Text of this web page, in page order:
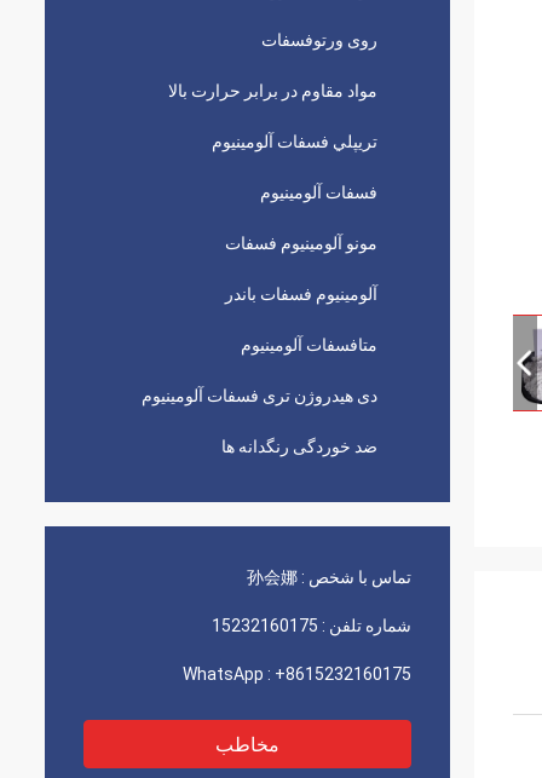
روی ورتوفسفات
مواد مقاوم در برابر حرارت بالا
تريپلي فسفات آلومينيوم
فسفات آلومینیوم
مونو آلومینیوم فسفات
آلومینیوم فسفات باندر
متافسفات آلومینیوم
دی هیدروژن تری فسفات آلومینیوم
ضد خوردگی رنگدانه ها
تماس با شخص : 孙会娜
شماره تلفن : 15232160175
WhatsApp : +8615232160175
مخاطب